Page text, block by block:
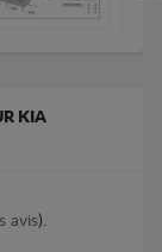
KIA
avis).